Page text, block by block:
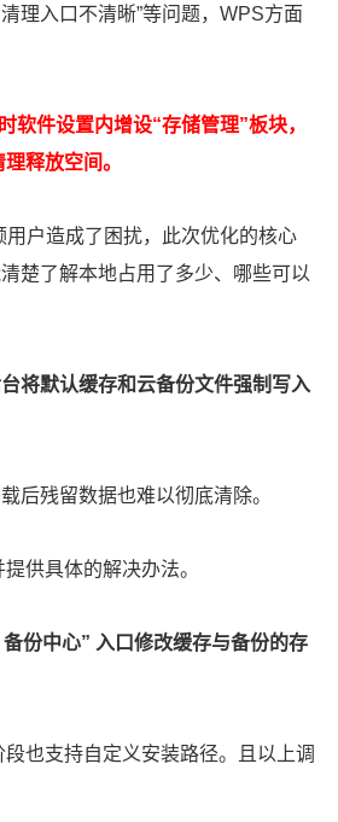
理入口不清晰”等问题，WPS方面
件设置内增设“存储管理”板块，
释放空间。
户造成了困扰，此次优化的核心
楚了解本地占用了多少、哪些可以
将默认缓存和云备份文件强制写入
后残留数据也难以彻底清除。
供具体的解决办法。
份中心” 入口修改缓存与备份的存
也支持自定义安装路径。且以上调